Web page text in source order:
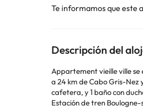
Te informamos que este
Descripción del
Appartement vieille ville
a 24 km de Cabo Gris-Nez y a 30 km de Cabo Blanc-Nez. Este apartamento
cafetera, y 1 baño con ducha y secador de pelo.
Estación de tren